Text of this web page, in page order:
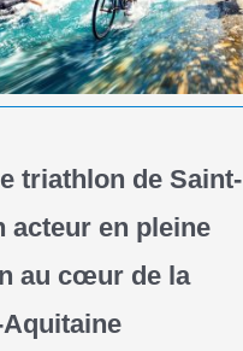
triathlon de Saint-
acteur en pleine
au cœur de la